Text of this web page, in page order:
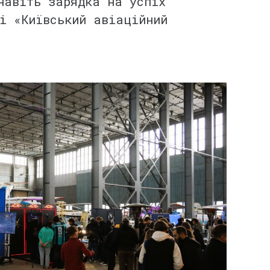
«Київський авіаційний